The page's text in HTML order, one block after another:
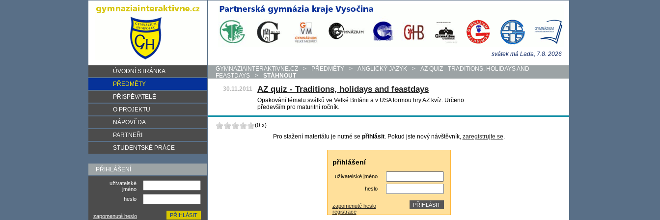
ÚVODNÍ STRÁNKA
PŘEDMĚTY
PŘISPĚVATELÉ
O PROJEKTU
NÁPOVĚDA
PARTNEŘI
STUDENTSKÉ PRÁCE
PŘIHLÁŠENÍ
uživatelské
jméno
heslo
zapomenuté heslo
svátek má Lada, 7.8. 2026
GYMNAZIAINTERAKTIVNE.CZ > PŘEDMĚTY > ANGLICKÝ JAZYK >
AZ QUIZ - TRADITIONS, HOLIDAYS AND
FEASTDAYS
>
STÁHNOUT
30.11.2011
AZ quiz - Traditions, holidays and feastdays
Opakování tématu svátků ve Velké Británii a v USA formou hry AZ kvíz. Určeno
především pro maturitní ročník.
(0 x)
Pro stažení materiálu je nutné se přihlásit. Pokud jste nový návštěvník, zaregistrujte se.
přihlášení
uživatelské jméno
heslo
zapomenuté heslo
registrace